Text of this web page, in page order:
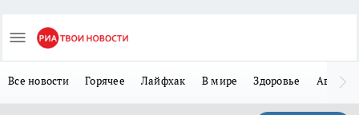
Все новости Горячее Лайфхак В мире Здоровье Авто